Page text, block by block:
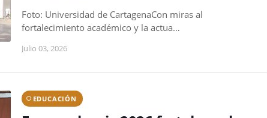
Foto: Universidad de CartagenaCon miras al
fortalecimiento académico y la actua…
Julio 03, 2026
EDUCACIÓN